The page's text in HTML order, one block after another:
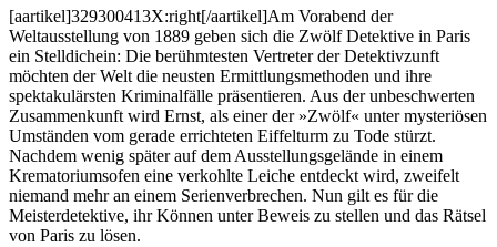
Handbuch
für
Detektive
[aartikel]329300413X:right[/aartikel]Am Vorabend der
Weltausstellung von 1889 geben sich die Zwölf Detektive in Paris
ein Stelldichein: Die berühmtesten Vertreter der Detektivzunft
möchten der Welt die neusten Ermittlungsmethoden und ihre
spektakulärsten Kriminalfälle präsentieren. Aus der unbeschwerten
Zusammenkunft wird Ernst, als einer der »Zwölf« unter mysteriösen
Umständen vom gerade errichteten Eiffelturm zu Tode stürzt.
Nachdem wenig später auf dem Ausstellungsgelände in einem
Krematoriumsofen eine verkohlte Leiche entdeckt wird, zweifelt
niemand mehr an einem Serienverbrechen. Nun gilt es für die
Meisterdetektive, ihr Können unter Beweis zu stellen und das Rätsel
von Paris zu lösen.